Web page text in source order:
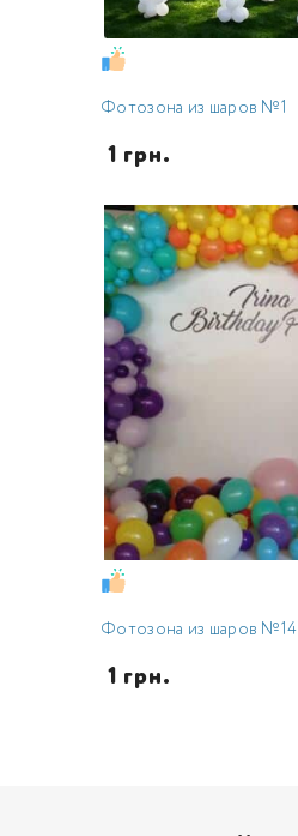
Фотозона из шаров №1
1 грн.
Фотозона из шаров №14
1 грн.